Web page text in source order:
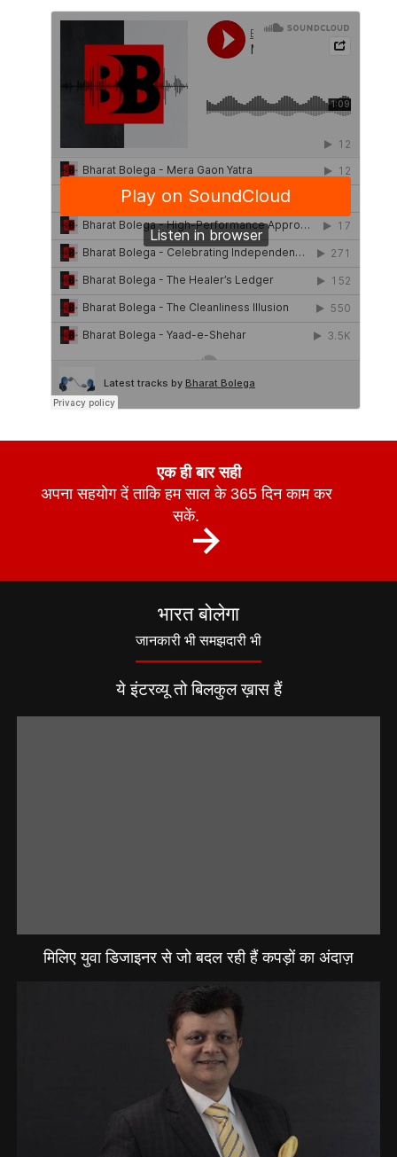
एक ही बार सही
अपना सहयोग दें ताकि हम साल के 365 दिन काम कर
सकें.
भारत बोलेगा
जानकारी भी समझदारी भी
ये इंटरव्यू तो बिलकुल ख़ास हैं
मिलिए युवा डिजाइनर से जो बदल रही हैं कपड़ों का अंदाज़